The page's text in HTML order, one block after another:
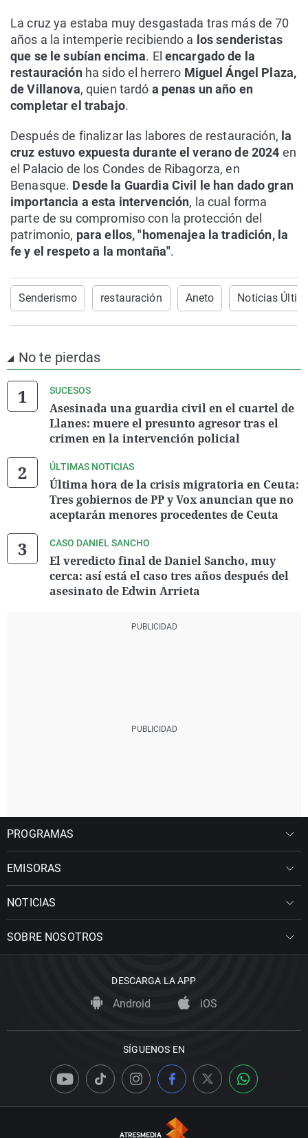
La cruz ya estaba muy desgastada tras más de 70
años a la intemperie recibiendo a los senderistas
que se le subían encima. El encargado de la
restauraciónha sido el herrero Miguel Ángel Plaza,
de Villanova, quien tardó a penas un año en
completar el trabajo.
Después de finalizar las labores de restauración, la
cruz estuvo expuesta durante el verano de 2024 en
el Palacio de los Condes de Ribagorza, en
Benasque. Desde la Guardia Civil le han dado gran
importancia a esta intervención, la cual forma
parte de su compromiso con la protección del
patrimonio, para ellos, "homenajea la tradición, la
fe y el respeto a la montaña".
Senderismo restauración Aneto Noticias
No te pierdas
SUCESOS
Asesinada una guardia civil en el cuartel de
Llanes: muere el presunto agresor tras el
crimen en la intervención policial
ÚLTIMAS NOTICIAS
Última hora de la crisis migratoria en Ceuta:
Tres gobiernos de PP y Vox anuncian que no
aceptarán menores procedentes de Ceuta
CASO DANIEL SANCHO
El veredicto final de Daniel Sancho, muy
cerca: así está el caso tres años después del
asesinato de Edwin Arrieta
PROGRAMAS
EMISORAS
NOTICIAS
SOBRE NOSOTROS
DESCARGA LA APP
Android iOS
SÍGUENOS EN